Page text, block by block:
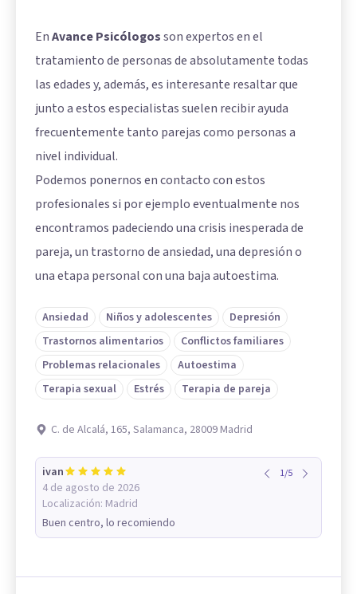
EnAvance Psicólogosson expertos en el
tratamiento de personas de absolutamente todas
las edades y, además, es interesante resaltar que
junto a estos especialistas suelen recibir ayuda
frecuentemente tanto parejas como personas a
nivel individual.
Podemos ponernos en contacto con estos
profesionales si por ejemplo eventualmente nos
encontramos padeciendo una crisis inesperada de
pareja, un trastorno de ansiedad, una depresión o
una etapa personal con una baja autoestima.
Ansiedad Niños y adolescentes
Depresión
Trastornos alimentarios
Conflictos familiares
Problemas relacionales
Autoestima
Terapia sexual
Estrés Terapia de pareja
C. de Alcalá, 165, Salamanca, 28009 Madrid
ivan
4 de agosto de 2026
Localización: Madrid
1/5
Buen centro, lo recomiendo